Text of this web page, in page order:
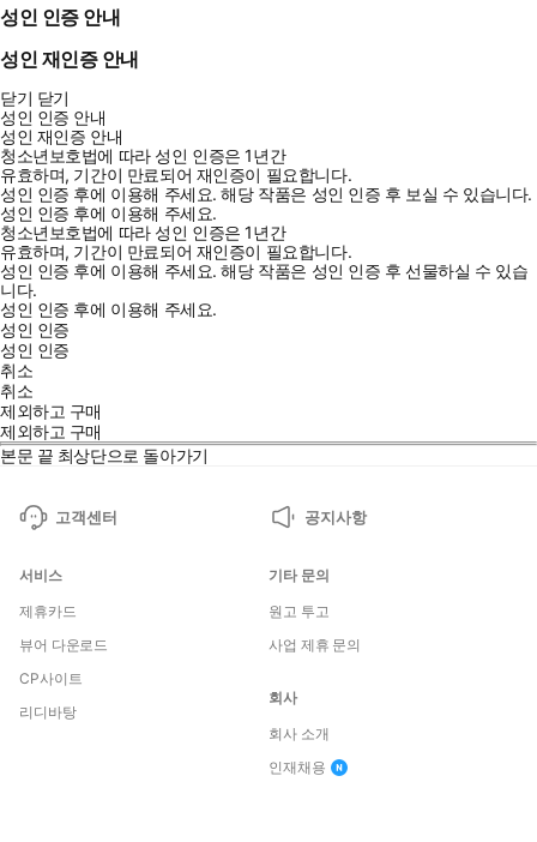
성인 인증 안내
성인 재인증 안내
닫기 닫기
성인 인증 안내
성인 재인증 안내
청소년보호법에 따라 성인 인증은 1년간
유효하며, 기간이 만료되어 재인증이 필요합니다.
성인 인증 후에 이용해 주세요.해당 작품은 성인 인증 후 보실 수 있습니다.
성인 인증 후에 이용해 주세요.
청소년보호법에 따라 성인 인증은 1년간
유효하며, 기간이 만료되어 재인증이 필요합니다.
성인 인증 후에 이용해 주세요.해당 작품은 성인 인증 후 선물하실 수 있습
니다.
성인 인증 후에 이용해 주세요.
성인 인증
성인 인증
취소
취소
제외하고 구매
제외하고 구매
본문 끝 최상단으로 돌아가기
고객센터 공지사항
서비스
제휴카드
뷰어 다운로드
CP사이트
리디바탕
기타 문의
원고 투고
사업 제휴 문의
회사
회사 소개
인재채용